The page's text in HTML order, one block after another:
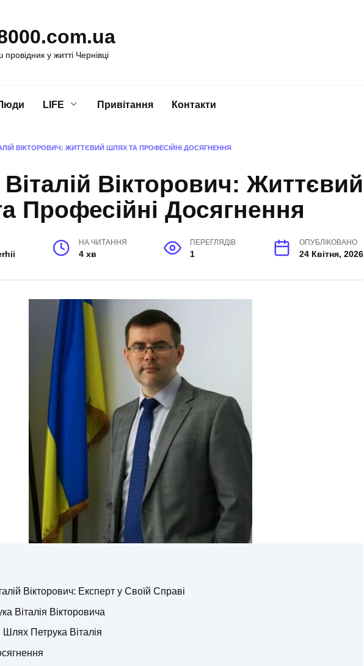
провідник у житті Чернівці
LIFE Привітання Контакти
ВІКТОРОВИЧ: ЖИТТЄВИЙ ШЛЯХ ТА ПРОФЕСІЙНІ ДОСЯГНЕННЯ
Вікторович: Життєвий
Професійні Досягнення
НА ЧИТАННЯ
4 хв
ПЕРЕГЛЯДІВ
1
ОПУБЛІКОВАНО
24 Квітня, 2026
Вікторович: Експерт у Своїй Справі
Віталія Вікторовича
Шлях Петрука Віталія